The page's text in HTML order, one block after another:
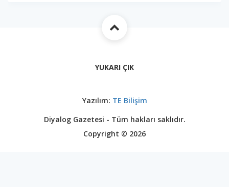
YUKARI ÇIK
Yazılım: TE Bilişim
Diyalog Gazetesi - Tüm hakları saklıdır.
Copyright © 2026